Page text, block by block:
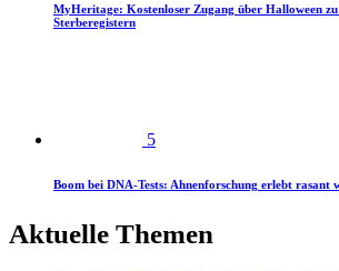
MyHeritage: Kostenloser Zugang über Halloween
Sterberegistern
5
Boom bei DNA-Tests: Ahnenforschung erlebt rasant
Aktuelle Themen